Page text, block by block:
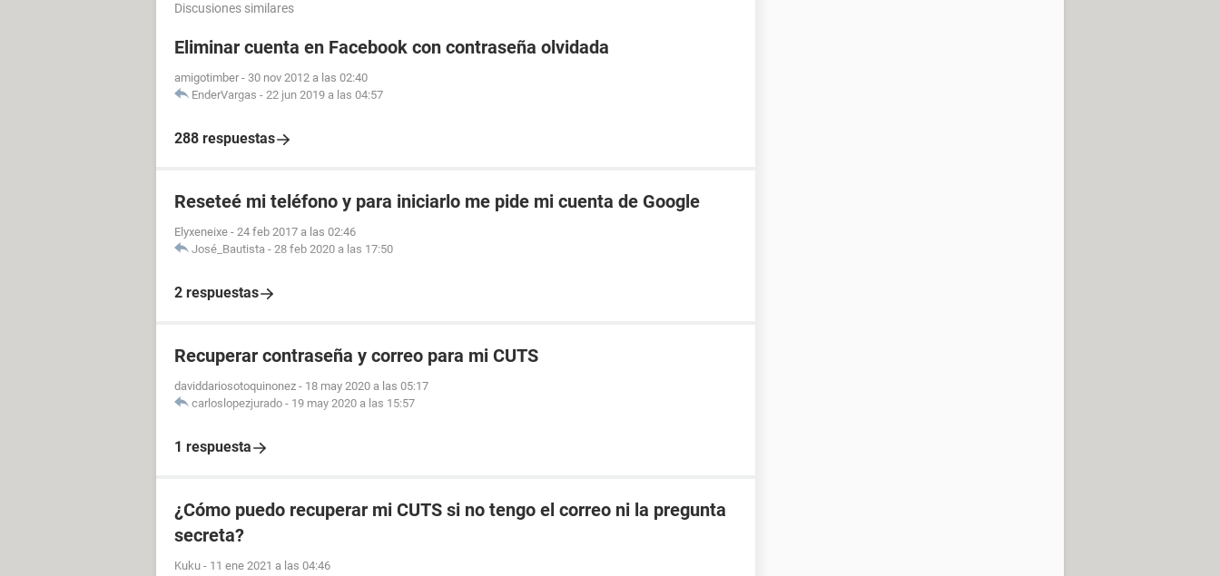
Discusiones similares
Eliminar cuenta en Facebook con contraseña olvidada
amigotimber - 30 nov 2012 a las 02:40
EnderVargas - 22 jun 2019 a las 04:57
288 respuestas
Reseteé mi teléfono y para iniciarlo me pide mi cuenta de Google
Elyxeneixe - 24 feb 2017 a las 02:46
José_Bautista - 28 feb 2020 a las 17:50
2 respuestas
Recuperar contraseña y correo para mi CUTS
daviddariosotoquinonez - 18 may 2020 a las 05:17
carloslopezjurado - 19 may 2020 a las 15:57
1 respuesta
¿Cómo puedo recuperar mi CUTS si no tengo el correo ni la pregunta
secreta?
Kuku - 11 ene 2021 a las 04:46